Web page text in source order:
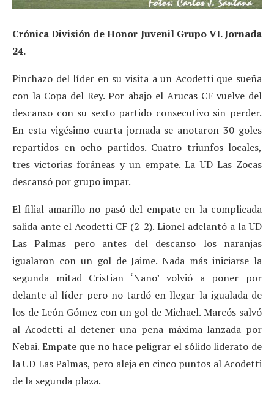
Crónica División de Honor Juvenil Grupo VI. Jornada
24.
Pinchazo del líder en su visita a un Acodetti que sueña
con la Copa del Rey. Por abajo el Arucas CF vuelve del
descanso con su sexto partido consecutivo sin perder.
En esta vigésimo cuarta jornada se anotaron 30 goles
repartidos en ocho partidos. Cuatro triunfos locales,
tres victorias foráneas y un empate. La UD Las Zocas
descansó por grupo impar.
El filial amarillo no pasó del empate en la complicada
salida ante el Acodetti CF (2-2). Lionel adelantó a la UD
Las Palmas pero antes del descanso los naranjas
igualaron con un gol de Jaime. Nada más iniciarse la
segunda mitad Cristian ‘Nano’ volvió a poner por
delante al líder pero no tardó en llegar la igualada de
los de León Gómez con un gol de Michael. Marcós salvó
al Acodetti al detener una pena máxima lanzada por
Nebai. Empate que no hace peligrar el sólido liderato de
la UD Las Palmas, pero aleja en cinco puntos al Acodetti
de la segunda plaza.